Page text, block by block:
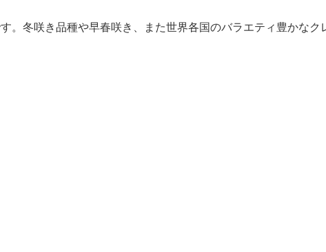
冬咲き品種や早春咲き、また世界各国のバラエティ豊かなク